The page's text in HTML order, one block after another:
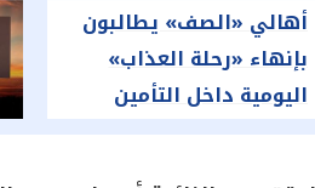
أهالي «الصف» يطالبون
بإنهاء «رحلة العذاب»
اليومية داخل التأمين
الصحي بالجيزة